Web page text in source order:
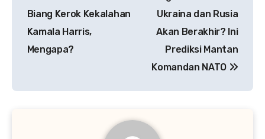
pos
Biang Kerok Kekalahan
Kamala Harris,
Mengapa?
Ukraina dan Rusia
Akan Berakhir? Ini
Prediksi Mantan
Komandan NATO